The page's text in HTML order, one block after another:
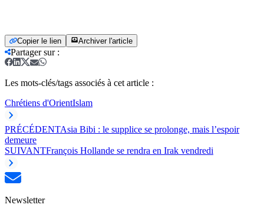
Copier le lien Archiver l'article
Partager sur:
Les mots-clés/tags associés à cet article :
Chrétiens d'OrientIslam
PRÉCÉDENTAsia Bibi : le supplice se prolonge, mais l’espoir
demeure
SUIVANTFrançois Hollande se rendra en Irak vendredi
Newsletter